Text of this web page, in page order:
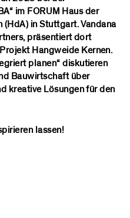
im FORUM Haus der
in Stuttgart. Vandana
präsentiert dort
Hangweide Kernen.
planen“ diskutieren
Bauwirtschaft über
kreative Lösungen für den
lassen!